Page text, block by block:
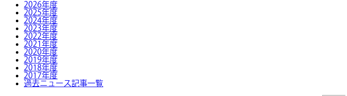
2026年度
2025年度
2024年度
2023年度
2022年度
2021年度
2020年度
2019年度
2018年度
2017年度
過去ニュース記事一覧